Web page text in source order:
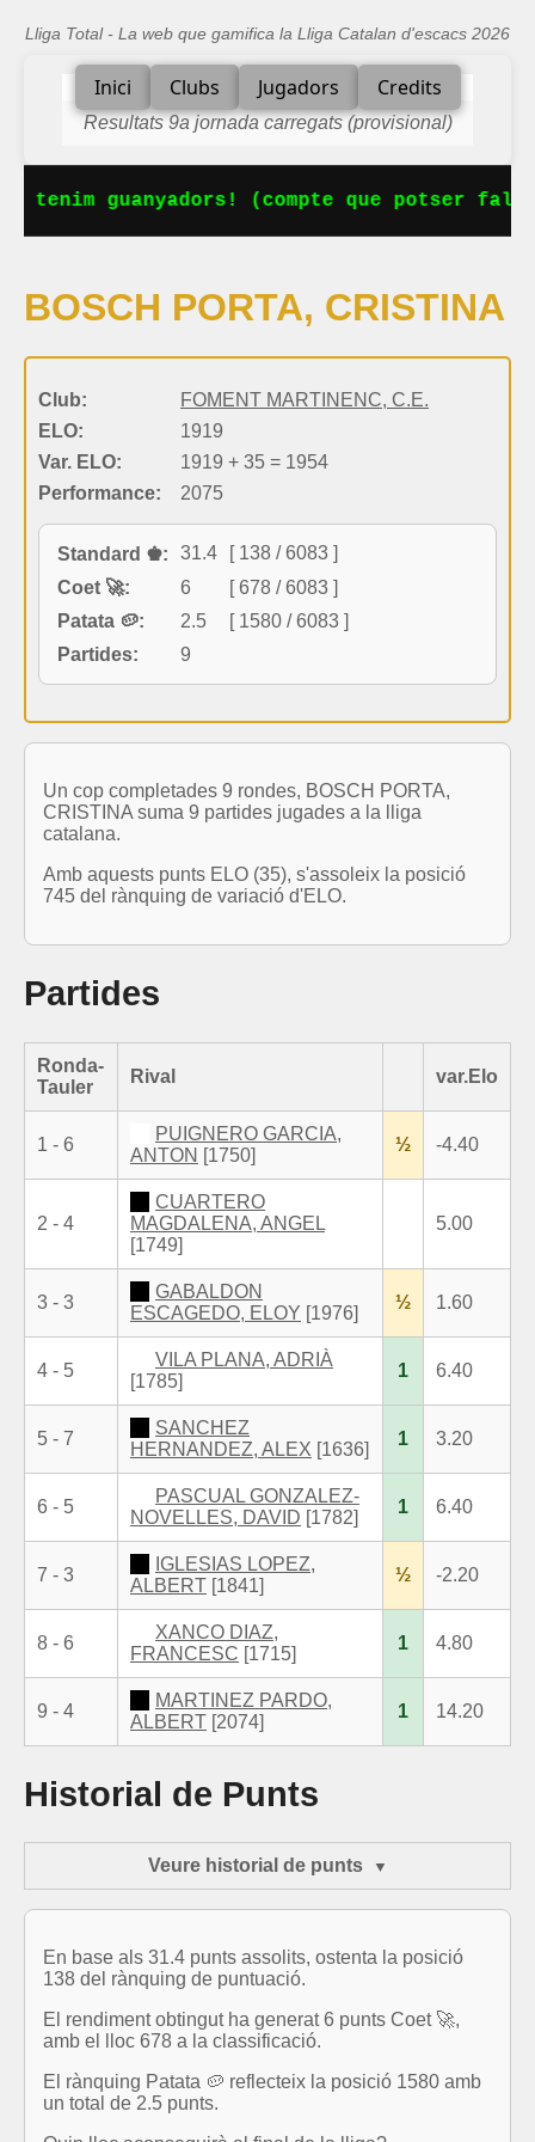
Lliga Total - La web que gamifica la Lliga Catalan d'escacs 2026
Inici Clubs Jugadors Credits
Resultats 9a jornada carregats (provisional)
tenim guanyadors! (compte que potser
BOSCH PORTA, CRISTINA
Club:
FOMENT MARTINENC, C.E.
ELO:
1919
Var. ELO:
1919 + 35 = 1954
Performance:
2075
Standard ♚: 31.4
[ 138 / 6083 ]
Coet 🚀:
6
[ 678 / 6083 ]
Patata 🥔:
2.5
[ 1580 / 6083 ]
Partides:
9
Un cop completades 9 rondes, BOSCH PORTA,
CRISTINA suma 9 partides jugades a la lliga
catalana.
Amb aquests punts ELO (35), s'assoleix la posició
745 del rànquing de variació d'ELO.
Partides
Ronda-
Tauler
Rival var.Elo
1 - 6
PUIGNERO GARCIA,
ANTON [1750]
½ -4.40
2 - 4
CUARTERO
MAGDALENA, ANGEL
[1749]
5.00
3 - 3
GABALDON
ESCAGEDO, ELOY [1976]
½ 1.60
4 - 5
VILA PLANA, ADRIÀ
[1785]
1 6.40
5 - 7
SANCHEZ
HERNANDEZ, ALEX [1636]
1 3.20
6 - 5
PASCUAL GONZALEZ-
NOVELLES, DAVID [1782]
1 6.40
7 - 3
IGLESIAS LOPEZ,
ALBERT [1841]
½ -2.20
8 - 6
XANCO DIAZ,
FRANCESC [1715]
1 4.80
9 - 4
MARTINEZ PARDO,
ALBERT [2074]
1 14.20
Historial de Punts
Veure historial de punts
En base als 31.4 punts assolits, ostenta la posició
138 del rànquing de puntuació.
El rendiment obtingut ha generat 6 punts Coet 🚀,
amb el lloc 678 a la classificació.
El rànquing Patata 🥔 reflecteix la posició 1580 amb
un total de 2.5 punts.